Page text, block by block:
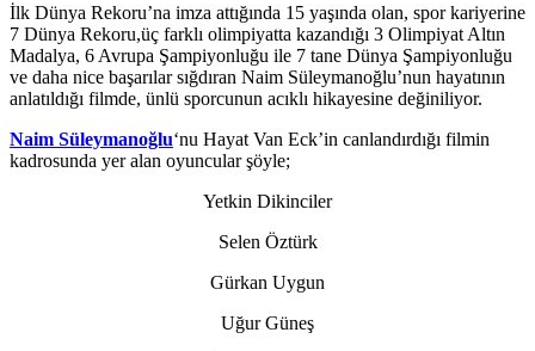
İlk Dünya Rekoru’na imza attığında 15 yaşında olan, spor kariyerine
7 Dünya Rekoru,üç farklı olimpiyatta kazandığı 3 Olimpiyat Altın
Madalya, 6 Avrupa Şampiyonluğu ile 7 tane Dünya Şampiyonluğu
ve daha nice başarılar sığdıran Naim Süleymanoğlu’nun hayatının
anlatıldığı filmde, ünlü sporcunun acıklı hikayesine değiniliyor.
Naim Süleymanoğlu‘nu Hayat Van Eck’in canlandırdığı filmin
kadrosunda yer alan oyuncular şöyle;
Yetkin Dikinciler
Selen Öztürk
Gürkan Uygun
Uğur Güneş